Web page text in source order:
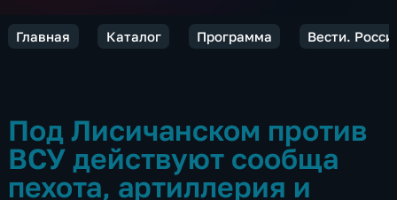
Главная Каталог Программа Вести.
Под Лисичанском против
ВСУ действуют сообща
пехота, артиллерия и